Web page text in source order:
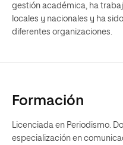
gestión académica, ha
locales y nacionales y ha
diferentes organizaciones.
Formación
Licenciada en Periodismo.
especialización en